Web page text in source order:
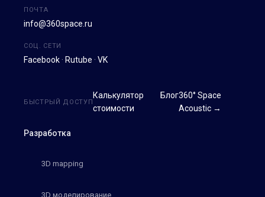
ПОЧТА
info@360space.ru
СОЦ. СЕТИ
Facebook · Rutube · VK
Разработка
3D mapping
3D моделирование
БЫСТРЫЙ ДОСТУП
Калькулятор
стоимости
Блог360° Space
Acoustic →